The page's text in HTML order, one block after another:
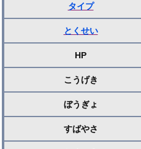
タイプ
とくせい
HP
こうげき
ぼうぎょ
すばやさ